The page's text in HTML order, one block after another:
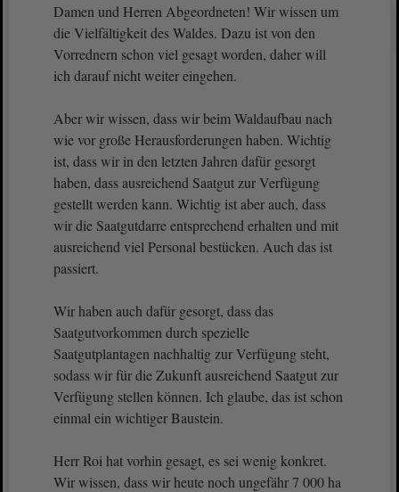
Damen und Herren Abgeordneten! Wir wissen um
die Vielfältigkeit des Waldes. Dazu ist von den
Vorrednern schon viel gesagt worden, daher will
ich darauf nicht weiter eingehen.
Aber wir wissen, dass wir beim Waldaufbau nach
wie vor große Herausforderungen haben. Wichtig
ist, dass wir in den letzten Jahren dafür gesorgt
haben, dass ausreichend Saatgut zur Verfügung
gestellt werden kann. Wichtig ist aber auch, dass
wir die Saatgutdarre entsprechend erhalten und mit
ausreichend viel Personal bestücken. Auch das ist
passiert.
Wir haben auch dafür gesorgt, dass das
Saatgutvorkommen durch spezielle
Saatgutplantagen nachhaltig zur Verfügung steht,
sodass wir für die Zukunft ausreichend Saatgut zur
Verfügung stellen können. Ich glaube, das ist schon
einmal ein wichtiger Baustein.
Herr Roi hat vorhin gesagt, es sei wenig konkret.
Wir wissen, dass wir heute noch ungefähr 7 000 ha